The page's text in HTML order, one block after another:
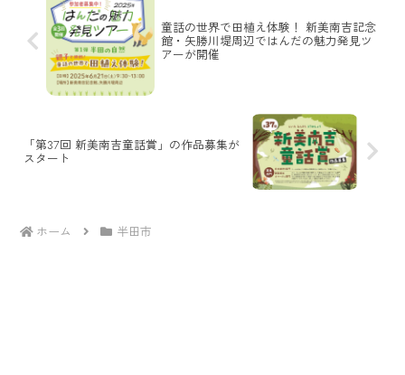
童話の世界で田植え体験！ 新美南吉記念
館・矢勝川堤周辺ではんだの魅力発見ツ
アーが開催
「第37回 新美南吉童話賞」の作品募集が
スタート
ホーム 半田市